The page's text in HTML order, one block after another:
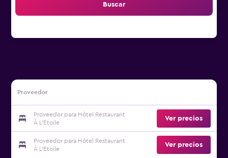
Buscar
Proveedor
Proveedor para Hôtel Restaurant
À L'Etoile
Ver precios
Proveedor para Hôtel Restaurant
À L'Etoile
Ver precios